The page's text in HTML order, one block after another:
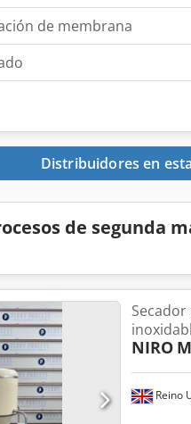
de membrana
Distribuidores en
de segunda
Reino
NIRO